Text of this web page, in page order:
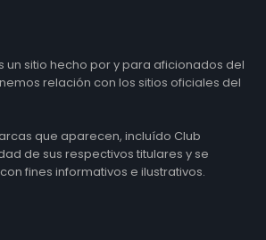
un sitio hecho por y para aficionados del
relación con los sitios oficiales del
que aparecen, incluído Club
de sus respectivos titulares y se
fines informativos e ilustrativos.